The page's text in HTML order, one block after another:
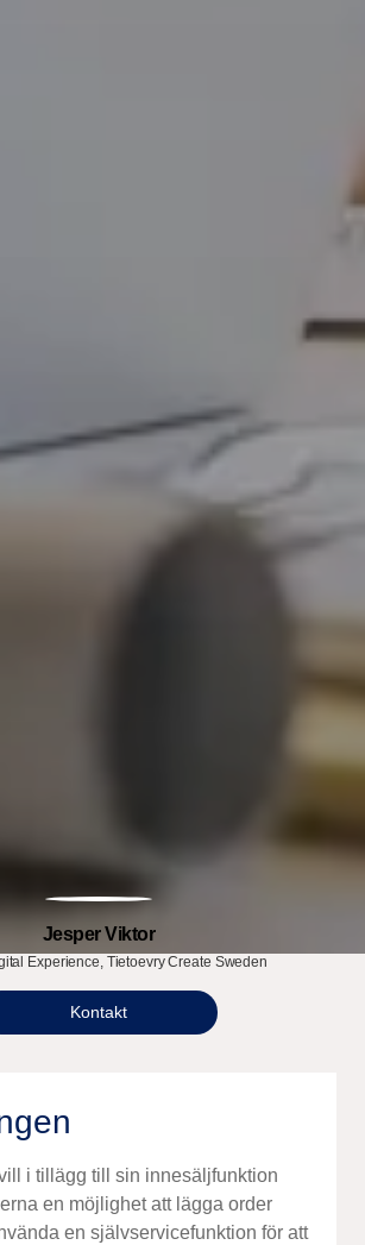
Jesper Viktor
Experience, Tietoevry Create Sweden
Kontakt
i tillägg till sin innesäljfunktion
en möjlighet att lägga order
en självservicefunktion för att